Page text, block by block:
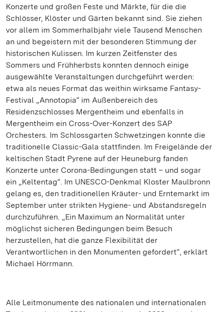
Konzerte und großen Feste und Märkte, für die die
Schlösser, Klöster und Gärten bekannt sind. Sie ziehen
vor allem im Sommerhalbjahr viele Tausend Menschen
an und begeistern mit der besonderen Stimmung der
historischen Kulissen. Im kurzen Zeitfenster des
Sommers und Frühherbsts konnten dennoch einige
ausgewählte Veranstaltungen durchgeführt werden:
etwa als neues Format das weithin wirksame Fantasy-
Festival „Annotopia“ im Außenbereich des
Residenzschlosses Mergentheim und ebenfalls in
Mergentheim ein Cross-Over-Konzert des SAP
Orchesters. Im Schlossgarten Schwetzingen konnte die
traditionelle Classic-Gala stattfinden. Im Freigelände der
keltischen Stadt Pyrene auf der Heuneburg fanden
Konzerte unter Corona-Bedingungen statt – und sogar
ein „Keltentag“. Im UNESCO-Denkmal Kloster Maulbronn
gelang es, den traditionellen Kräuter- und Erntemarkt im
September unter strikten Hygiene- und Abstandsregeln
durchzuführen. „Ein Maximum an Normalität unter
möglichst sicheren Bedingungen beim Besuch
herzustellen, hat die ganze Flexibilität der
Verantwortlichen in den Monumenten gefordert“, erklärt
Michael Hörrmann.
Alle Leitmonumente des nationalen und internationalen